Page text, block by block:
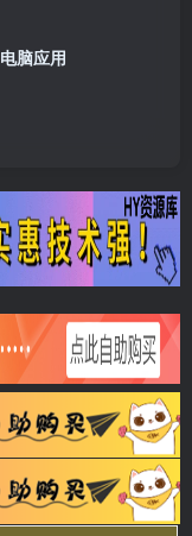
电脑应用